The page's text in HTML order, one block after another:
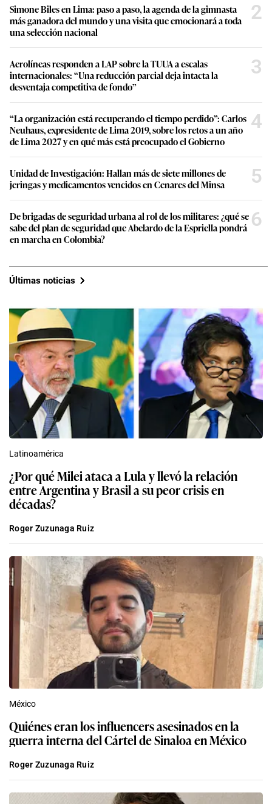
Simone Biles en Lima: paso a paso, la agenda de la gimnasta
más ganadora del mundo y una visita que emocionará a toda
una selección nacional
2
Aerolíneas responden a LAP sobre la TUUA a escalas
internacionales: “Una reducción parcial deja intacta la
desventaja competitiva de fondo”
3
“La organización está recuperando el tiempo perdido”: Carlos
Neuhaus, expresidente de Lima 2019, sobre los retos a un año
de Lima 2027 y en qué más está preocupado el Gobierno
4
Unidad de Investigación: Hallan más de siete millones de
jeringas y medicamentos vencidos en Cenares del Minsa
5
De brigadas de seguridad urbana al rol de los militares: ¿qué se
sabe del plan de seguridad que Abelardo de la Espriella pondrá
en marcha en Colombia?
6
Últimas noticias
Latinoamérica
¿Por qué Milei ataca a Lula y llevó la relación
entre Argentina y Brasil a su peor crisis en
décadas?
Roger Zuzunaga Ruiz
México
Quiénes eran los influencers asesinados en la
guerra interna del Cártel de Sinaloa en México
Roger Zuzunaga Ruiz